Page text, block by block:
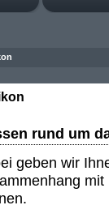
rund um
geben wir